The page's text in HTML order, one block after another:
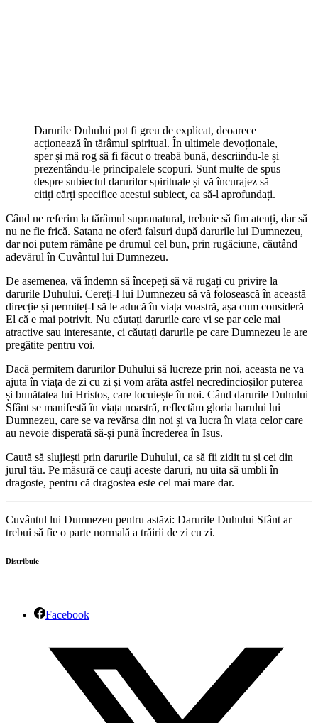
Darurile Duhului pot fi greu de explicat, deoarece
acționează în tărâmul spiritual. În ultimele devoționale,
sper și mă rog să fi făcut o treabă bună, descriindu-le și
prezentându-le principalele scopuri. Sunt multe de spus
despre subiectul darurilor spirituale și vă încurajez să
citiți cărți specifice acestui subiect, ca să-l aprofundați.
Când ne referim la tărâmul supranatural, trebuie să fim atenți, dar să
nu ne fie frică. Satana ne oferă falsuri după darurile lui Dumnezeu,
dar noi putem rămâne pe drumul cel bun, prin rugăciune, căutând
adevărul în Cuvântul lui Dumnezeu.
De asemenea, vă îndemn să începeți să vă rugați cu privire la
darurile Duhului. Cereți-I lui Dumnezeu să vă folosească în această
direcție și permiteț-I să le aducă în viața voastră, așa cum consideră
El că e mai potrivit. Nu căutați darurile care vi se par cele mai
atractive sau interesante, ci căutați darurile pe care Dumnezeu le are
pregătite pentru voi.
Dacă permitem darurilor Duhului să lucreze prin noi, aceasta ne va
ajuta în viața de zi cu zi și vom arăta astfel necredincioșilor puterea
și bunătatea lui Hristos, care locuiește în noi. Când darurile Duhului
Sfânt se manifestă în viața noastră, reflectăm gloria harului lui
Dumnezeu, care se va revărsa din noi și va lucra în viața celor care
au nevoie disperată să-și pună încrederea în Isus.
Caută să slujiești prin darurile Duhului, ca să fii zidit tu și cei din
jurul tău. Pe măsură ce cauți aceste daruri, nu uita să umbli în
dragoste, pentru că dragostea este cel mai mare dar.
Cuvântul lui Dumnezeu pentru astăzi: Darurile Duhului Sfânt ar
trebui să fie o parte normală a trăirii de zi cu zi.
Distribuie
Facebook